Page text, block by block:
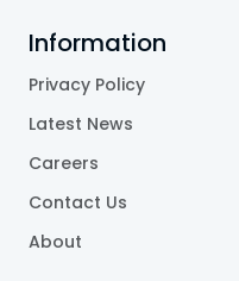
Information
Privacy Policy
Latest News
Careers
Contact Us
About